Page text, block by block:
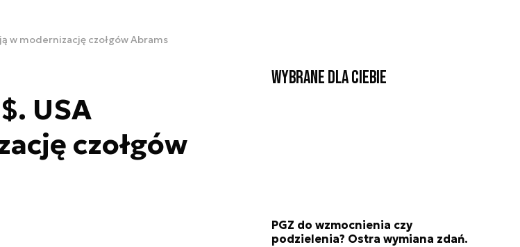
w modernizację czołgów Abrams
USA
czołgów
Wybrane dla Ciebie
PGZ do wzmocnienia czy
podzielenia? Ostra wymiana zdań.